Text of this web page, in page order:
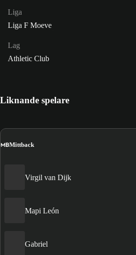
Liga
Liga F Moeve
Lag
Athletic Club
Liknande spelare
MBMittback
Virgil van Dijk
Mapi León
Gabriel